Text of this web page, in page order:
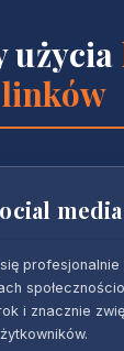
użycia
linków
media
i znacznie